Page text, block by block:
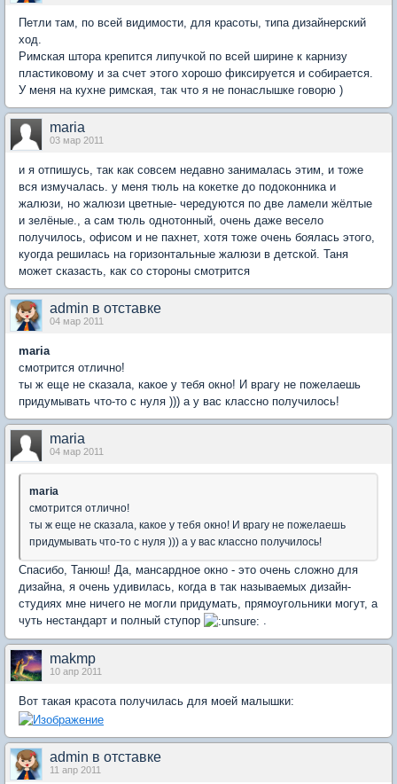
Петли там, по всей видимости, для красоты, типа дизайнерский
ход.
Римская штора крепится липучкой по всей ширине к карнизу
пластиковому и за счет этого хорошо фиксируется и собирается.
У меня на кухне римская, так что я не понаслышке говорю )
maria
03 мар 2011
и я отпишусь, так как совсем недавно занималась этим, и тоже
вся измучалась. у меня тюль на кокетке до подоконника и
жалюзи, но жалюзи цветные- чередуются по две ламели жёлтые
и зелёные., а сам тюль однотонный, очень даже весело
получилось, офисом и не пахнет, хотя тоже очень боялась этого,
куогда решилась на горизонтальные жалюзи в детской. Таня
может сказасть, как со стороны смотрится
admin в отставке
04 мар 2011
maria
смотрится отлично!
ты ж еще не сказала, какое у тебя окно! И врагу не пожелаешь
придумывать что-то с нуля ))) а у вас классно получилось!
maria
04 мар 2011
maria
смотрится отлично!
ты ж еще не сказала, какое у тебя окно! И врагу не пожелаешь
придумывать что-то с нуля ))) а у вас классно получилось!
Спасибо, Танюш! Да, мансардное окно - это очень сложно для
дизайна, я очень удивилась, когда в так называемых дизайн-
студиях мне ничего не могли придумать, прямоугольники могут, а
чуть нестандарт и полный ступор
.
makmp
10 апр 2011
Вот такая красота получилась для моей малышки:
admin в отставке
11 апр 2011